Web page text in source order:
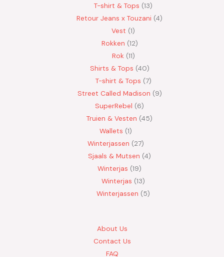
T-shirt & Tops 13
Retour Jeans x Touzani 4
Vest 1
Rokken 12
Rok 11
Shirts & Tops 40
T-shirt & Tops 7
Street Called Madison 9
SuperRebel
6
Truien & Vesten 45
Wallets 1
Winterjassen
27
Sjaals & Mutsen 4
Winterjas 19
Winterjas 13
Winterjassen
5
About Us
Contact Us
FAQ